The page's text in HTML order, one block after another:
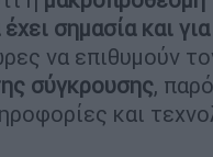
σημασία και
να επιθυμούν
σύγκρουσης,
και